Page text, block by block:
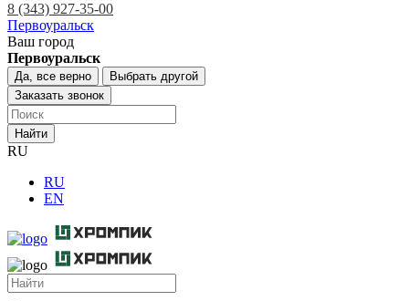
8 (343) 927-35-00
Первоуральск
Ваш город
Первоуральск
Да, все верно
Выбрать другой
Заказать звонок
Найти
RU
RU
EN